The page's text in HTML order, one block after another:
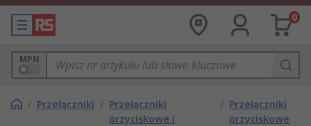
0
MPN
/ Przełączniki / Przełączniki
przyciskowe i
/ Przełączniki
przyciskowe